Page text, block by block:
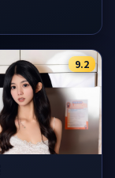
9.2